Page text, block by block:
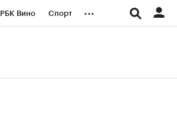
РБК Вино Спорт ...